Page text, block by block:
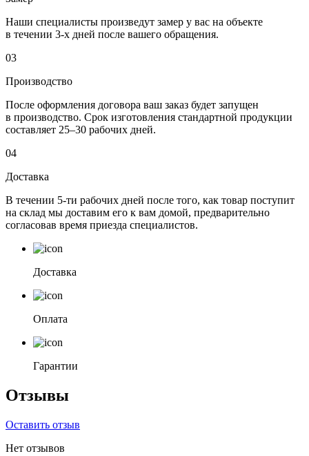
Наши специалисты произведут замер у вас на объекте
в течении 3-х дней после вашего обращения.
03
Производство
После оформления договора ваш заказ будет запущен
в производство. Срок изготовления стандартной продукции
составляет 25–30 рабочих дней.
04
Доставка
В течении 5-ти рабочих дней после того, как товар поступит
на склад мы доставим его к вам домой, предварительно
согласовав время приезда специалистов.
Доставка
Оплата
Гарантии
Отзывы
Оставить отзыв
Нет отзывов